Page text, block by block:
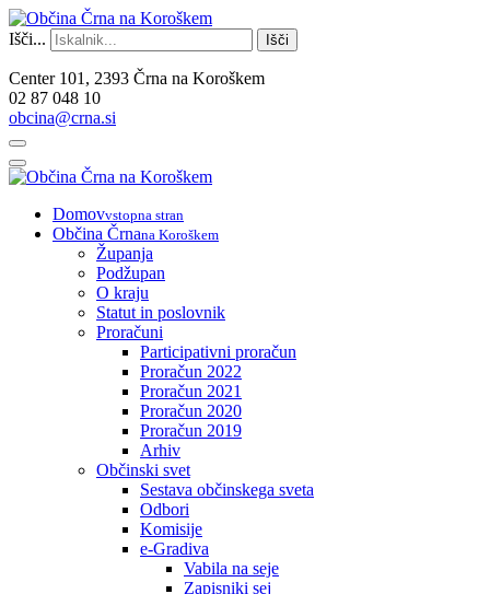
Išči... Išči
Center 101, 2393 Črna na Koroškem
02 87 048 10
obcina@crna.si
Domovvstopna stran
Občina Črnana Koroškem
Županja
Podžupan
O kraju
Statut in poslovnik
Proračuni
Participativni proračun
Proračun 2022
Proračun 2021
Proračun 2020
Proračun 2019
Arhiv
Občinski svet
Sestava občinskega sveta
Odbori
Komisije
e-Gradiva
Vabila na seje
Zapisniki sej